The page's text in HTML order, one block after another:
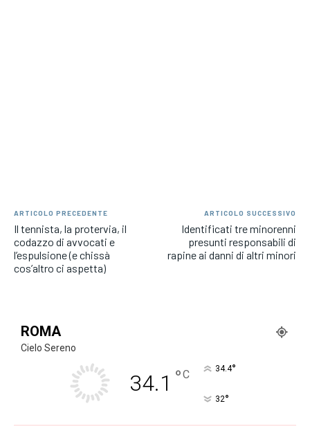
ARTICOLO PRECEDENTE
Il tennista, la protervia, il
codazzo di avvocati e
l’espulsione (e chissà
cos’altro ci aspetta)
ARTICOLO SUCCESSIVO
Identificati tre minorenni
presunti responsabili di
rapine ai danni di altri minori
ROMA
Cielo Sereno
34.1 °C 34.4°
32°